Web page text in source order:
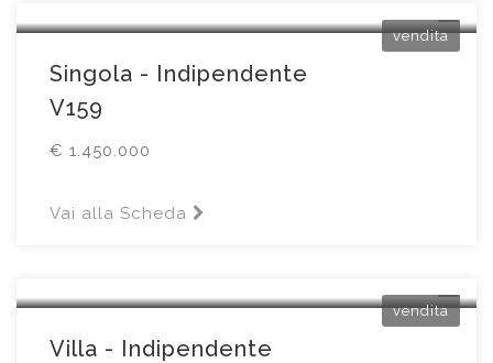
vendita
Singola - Indipendente
V159
€ 1.450.000
Vai alla Scheda
vendita
Villa - Indipendente